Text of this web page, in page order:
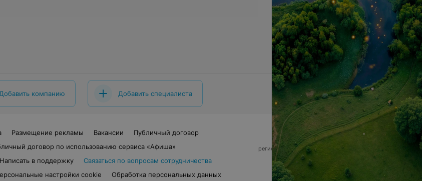
Добавить компанию Добавить специалиста
Размещение рекламы Вакансии
Публичный договор
договор по использованию сервиса «Афиша»
Написать в поддержку
Связаться по вопросам сотрудничества
настройки cookie Обработка персональных данных
© 2026 ООО «Артокс Лаб», УНП 191700409,
регистрирующий орган - Минский горисполком
220012, Республика Беларусь, г. Минск,
улица Толбухина, 2, пом. 16 | info@relax.by